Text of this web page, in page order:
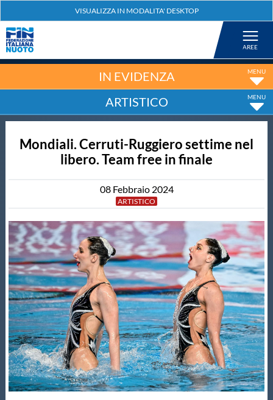
Nuoto
Tuffi
Fondo
Salvamento
Master
Formazione
GUG
IN EVIDENZA
ARTISTICO
Mondiali. Cerruti-Ruggiero settime nel
libero. Team free in finale
08 Febbraio 2024
ARTISTICO